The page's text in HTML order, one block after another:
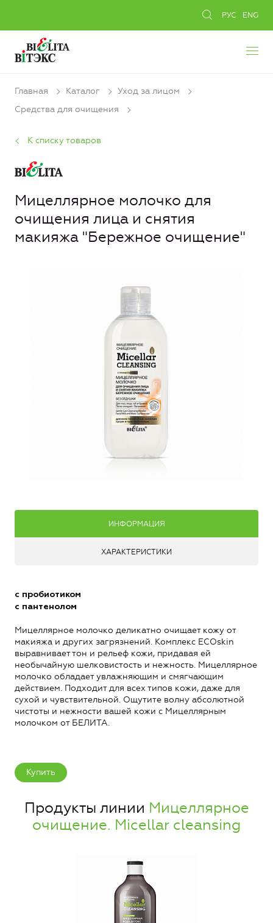
РУС ENG
Главная Каталог
Уход за лицом
Средства для очищения
К списку товаров
Мицеллярное молочко для
очищения лица и снятия
макияжа "Бережное очищение"
ИНФОРМАЦИЯ
ХАРАКТЕРИСТИКИ
с пробиотиком
с пантенолом
Мицеллярное молочко деликатно очищает кожу от
макияжа и других загрязнений. Комплекс ECOskin
выравнивает тон и рельеф кожи, придавая ей
необычайную шелковистость и нежность. Мицеллярное
молочко обладает увлажняющим и смягчающим
действием. Подходит для всех типов кожи, даже для
сухой и чувствительной. Ощутите волну абсолютной
чистоты и нежности вашей кожи с Мицеллярным
молочком от БЕЛИТА.
Купить
Продукты линии Мицеллярное
очищение. Micellar cleansing